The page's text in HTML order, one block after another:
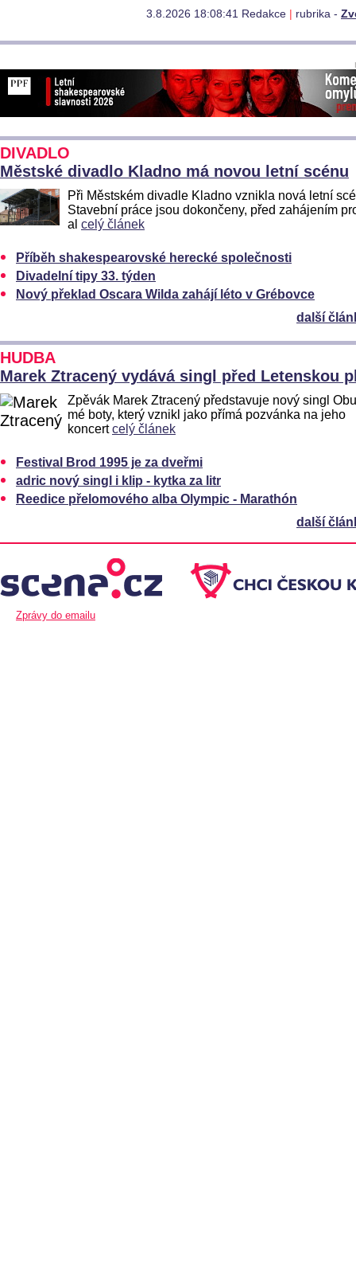
3.8.2026 18:08:41 Redakce rubrika -
DIVADLO
Městské divadlo Kladno má novou letní scénu
Při Městském divadle Kladno vznikla nová letní
Stavební práce jsou dokončeny, před zahájením
al celý článek
Příběh shakespearovské herecké společnosti
Divadelní tipy 33. týden
Nový překlad Oscara Wilda zahájí léto v Grébovce
další
HUDBA
Marek Ztracený vydává singl před Letenskou
Zpěvák Marek Ztracený představuje nový singl
mé boty, který vznikl jako přímá pozvánka na jeho
koncertcelý článek
Festival Brod 1995 je za dveřmi
adric nový singl i klip - kytka za litr
Reedice přelomového alba Olympic - Marathón
další
Zprávy do emailu